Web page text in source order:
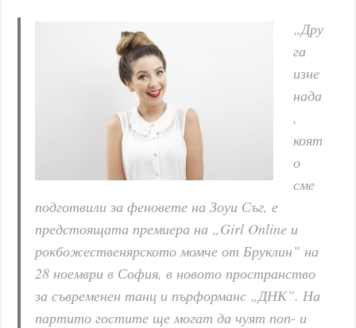
„Дру
га
изне
нада
,
коят
о
сме
подготвили за феновете на Зоуи Съг, е
предстоящата премиера на „Girl Online и
рокбожественярското момче от Бруклин” на
28 ноември в София, в новото пространство
за съвременен танц и пърформанс „ДНК”. На
партито гостите ще могат да чуят поп- и